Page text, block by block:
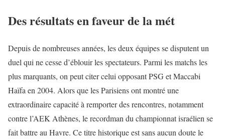
Des résultats en faveur de la mét
Depuis de nombreuses années, les deux équipes se disputent un
duel qui ne cesse d’éblouir les spectateurs. Parmi les matchs les
plus marquants, on peut citer celui opposant PSG et Maccabi
Haïfa en 2004. Alors que les Parisiens ont montré une
extraordinaire capacité à remporter des rencontres, notamment
contre l’AEK Athènes, le recordman du championnat israélien se
fait battre au Havre. Ce titre historique est sans aucun doute le